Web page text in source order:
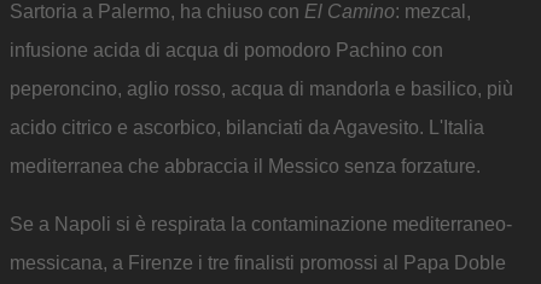
Sartoria a Palermo, ha chiuso con El Camino: mezcal,
infusione acida di acqua di pomodoro Pachino con
peperoncino, aglio rosso, acqua di mandorla e basilico, più
acido citrico e ascorbico, bilanciati da Agavesito. L'Italia
mediterranea che abbraccia il Messico senza forzature.
Se a Napoli si è respirata la contaminazione mediterraneo-
messicana, a Firenze i tre finalisti promossi al Papa Doble